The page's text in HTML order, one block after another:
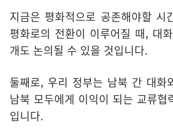
지금은 평화적으로 공존해야할 시
평화로의 전환이 이루어질 때, 대
개도 논의될 수 있을 것입니다.
둘째로, 우리 정부는 남북 간 대화
남북 모두에게 이익이 되는 교류협
입니다.